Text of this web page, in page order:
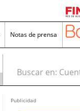
Notas de prensa
Buscar en:
Publicidad